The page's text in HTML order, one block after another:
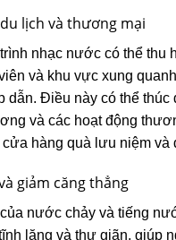
lịch và thương mại
nhạc nước có thể thu
và khu vực xung
dẫn. Điều này có thể thúc
và các hoạt động
cửa hàng quà lưu niệm và
giảm căng thẳng
nước chảy và tiếng
lặng và thư giãn, giúp